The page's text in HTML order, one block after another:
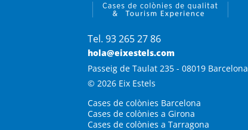
Tel. 93 265 27 86
hola@eixestels.com
Passeig de Taulat 235 - 08019 Barcelona
© 2026 Eix Estels
Cases de colònies Barcelona
Cases de colònies a Girona
Cases de colònies a Tarragona